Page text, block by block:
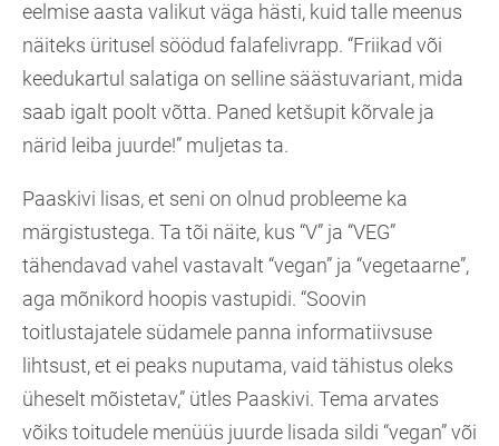
eelmise aasta valikut väga hästi, kuid talle meenus
näiteks üritusel söödud falafelivrapp. “Friikad või
keedukartul salatiga on selline säästuvariant, mida
saab igalt poolt võtta. Paned ketšupit kõrvale ja
närid leiba juurde!” muljetas ta.
Paaskivi lisas, et seni on olnud probleeme ka
märgistustega. Ta tõi näite, kus “V” ja “VEG”
tähendavad vahel vastavalt “vegan” ja “vegetaarne”,
aga mõnikord hoopis vastupidi. “Soovin
toitlustajatele südamele panna informatiivsuse
lihtsust, et ei peaks nuputama, vaid tähistus oleks
üheselt mõistetav,” ütles Paaskivi. Tema arvates
võiks toitudele menüüs juurde lisada sildi “vegan” või